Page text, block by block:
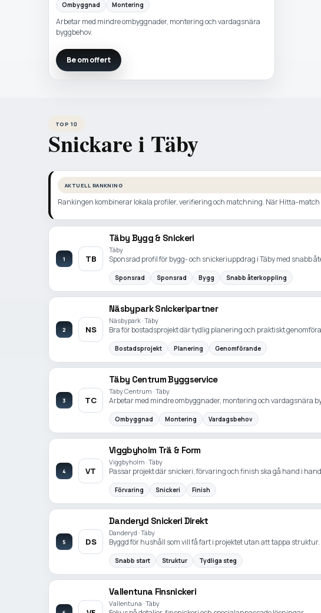
Ombyggnad
Montering
Arbetar med mindre ombyggnader, montering och vardagsnära
byggbehov.
Be om offert
TOP 10
Snickare i Täby
AKTUELL RANKNING
Rankingen kombinerar lokala profiler, verifiering och matchning. När Hitta-
1 TB
Täby Bygg & Snickeri
Täby
Sponsrad profil för bygg- och snickeriuppdrag i Täby med snabb
Sponsrad Sponsrad Bygg Snabb återkoppling
2 NS
Näsbypark Snickeripartner
Näsbypark · Täby
Bra för bostadsprojekt där tydlig planering och praktiskt
Bostadsprojekt Planering Genomförande
3 TC
Täby Centrum Byggservice
Täby Centrum · Täby
Arbetar med mindre ombyggnader, montering och vardagsnära
Ombyggnad Montering Vardagsbehov
4 VT
Viggbyholm Trä & Form
Viggbyholm · Täby
Passar projekt där snickeri, förvaring och finish ska gå hand i
Förvaring Snickeri Finish
5 DS
Danderyd Snickeri Direkt
Danderyd · Täby
Byggd för hushåll som vill få fart i projektet utan att tappa struktur.
Snabb start Struktur Tydliga steg
Vallentuna Finsnickeri
Vallentuna · Täby